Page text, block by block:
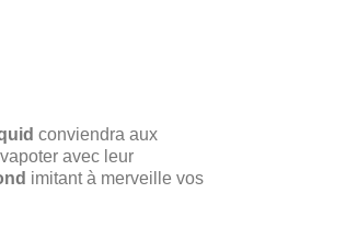
conviendra aux
avec leur
imitant à merveille vos